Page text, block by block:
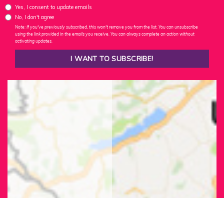
Yes, I consent to update emails
No, I don't agree
Note: If you've previously subscribed, this won't remove you from the list. You can unsubscribe
using the link provided in the emails you receive. You can always complete an action without
activating updates.